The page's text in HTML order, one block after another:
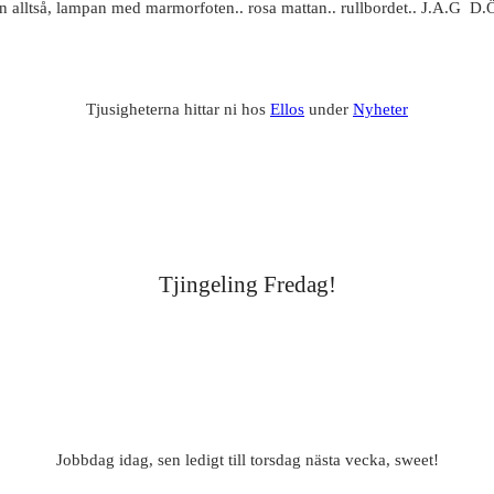
alltså, lampan med marmorfoten.. rosa mattan.. rullbordet.. J.A.G
Tjusigheterna hittar ni hos Ellos under Nyheter
Tjingeling Fredag!
Jobbdag idag, sen ledigt till torsdag nästa vecka, sweet!